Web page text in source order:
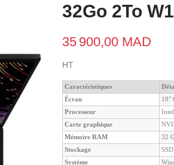
32Go 2To
35 900,00 MAD
HT
Caractéristiques
Écran
18"
Processeur
Carte graphique
Mémoire RAM
32
Stockage
Système